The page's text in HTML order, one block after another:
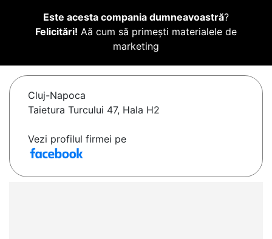
Este acesta compania dumneavoastră?
Felicitări! Aă cum să primești materialele de
marketing
Cluj-Napoca
Taietura Turcului 47, Hala H2
Vezi profilul firmei pe